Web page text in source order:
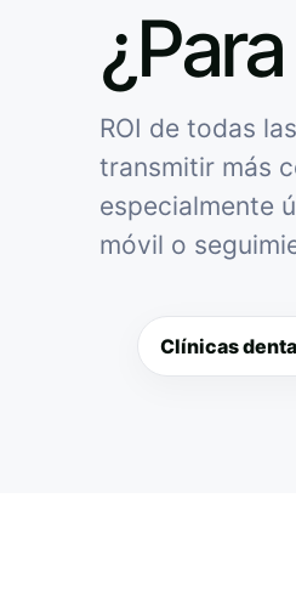
ROI de todas
transmitir más
especialmente
móvil o
Clínicas